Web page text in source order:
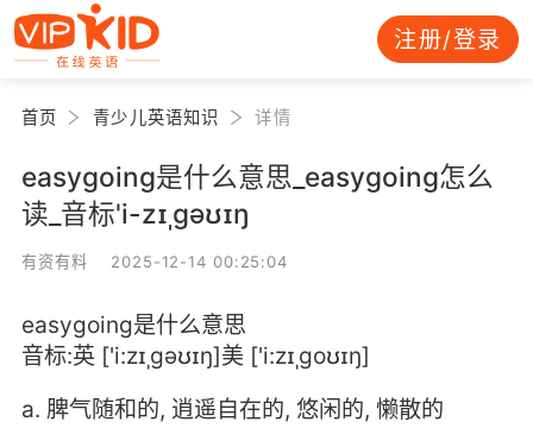
注册/登录
首页 青少儿英语知识 详情
easygoing是什么意思_easygoing怎么
读_音标'i-zɪˌgəʊɪŋ
有资有料 2025-12-14 00:25:04
easygoing是什么意思
音标:英 ['i:zɪˌgəʊɪŋ]美 ['i:zɪˌgoʊɪŋ]
a. 脾气随和的, 逍遥自在的, 悠闲的, 懒散的